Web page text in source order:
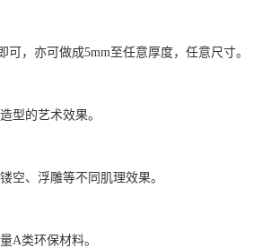
，亦可做成5mm至任意厚度，任意尺寸。
型的艺术效果。
空、浮雕等不同肌理效果。
A类环保材料。